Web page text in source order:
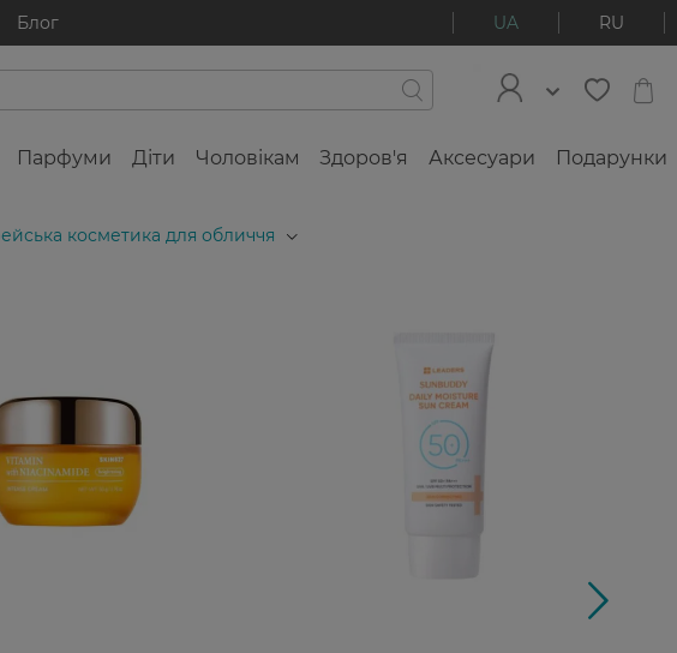
Блог UA RU
Парфуми Діти Чоловікам Здоров'я Аксесуари Подарунки
косметика для обличчя